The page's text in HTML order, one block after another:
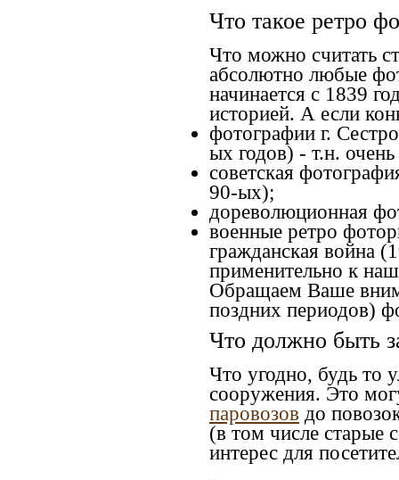
Что такое ретро
Что можно считать
абсолютно любые
начинается с 1839
историей. А если
фотографии г.
ых годов) - т.н.
советская
90-ых);
дореволюционная
военные ретро
гражданская война
применительно к
Обращаем Ваше
поздних периодов)
Что должно быть
Что угодно, будь то
сооружения. Это
паровозов до
(в том числе старые
интерес для